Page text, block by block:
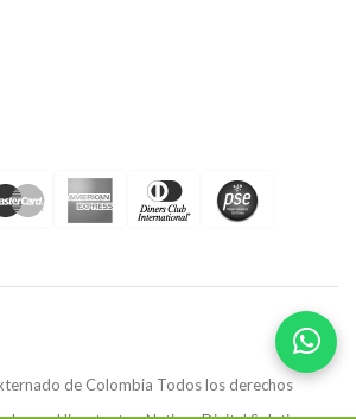
de Colombia Todos los derechos